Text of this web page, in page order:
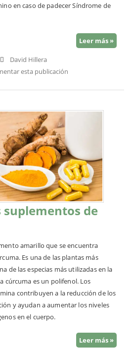
en caso de padecer Síndrome de
Leer más »
David Hillera
esta publicación
suplementos de
amarillo que se encuentra
Es una de las plantas más
de las especias más utilizadas en la
cúrcuma es un polifenol. Los
contribuyen a la reducción de los
y ayudan a aumentar los niveles
en el cuerpo.
Leer más »